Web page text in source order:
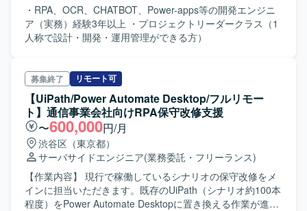
・RPA、OCR、CHATBOT、Power-apps等の開発エンジニ
ア（実務）経験3年以上 ・プロジェクトリーダークラス（1
人称で設計・開発・運用管理ができる方）
募集終了 リモート可
【UiPath/Power Automate Desktop/フルリモー
ト】通信事業会社向けRPA保守改修支援
〜600,000円/月
渋谷区（東京都）
サーバサイドエンジニア(業務委託・フリーランス)
【作業内容】 現行で稼働しているシナリオの保守改修をメ
インに担当いただきます。既存のUiPath（シナリオ約100本
程度）をPower Automate Desktopに置き換える作業が進ん